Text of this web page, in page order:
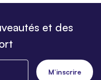
et des
M’inscrire